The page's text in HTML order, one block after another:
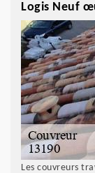
Logis Neuf
Les couvreurs